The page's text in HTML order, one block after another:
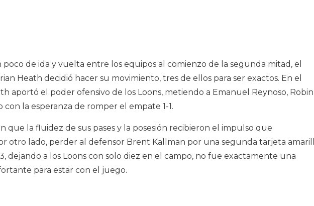
poco de ida y vuelta entre los equipos al comienzo de la segunda mitad, el
Heath decidió hacer su movimiento, tres de ellos para ser exactos. En el
aportó el poder ofensivo de los Loons, metiendo a Emanuel Reynoso, Robin
con la esperanza de romper el empate 1-1.
que la fluidez de sus pases y la posesión recibieron el impulso que
otro lado, perder al defensor Brent Kallman por una segunda tarjeta
dejando a los Loons con solo diez en el campo, no fue exactamente una
para estar con el juego.